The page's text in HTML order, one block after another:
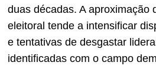
duas décadas. A aproximação
eleitoral tende a intensificar
e tentativas de desgastar
identificadas com o campo